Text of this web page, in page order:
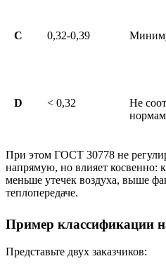
C 0,32-0,39
D < 0,32
Не
нормам
При этом ГОСТ 30778 не
напрямую, но влияет косвенно:
меньше утечек воздуха, выше
теплопередаче.
Пример классификации
Представьте двух заказчиков: